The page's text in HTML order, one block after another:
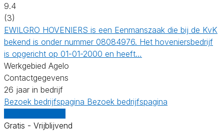
9.4
(3)
EWILGRO HOVENIERS is een Eenmanszaak die bij de KvK
bekend is onder nummer 08084976. Het hoveniersbedrijf
is opgericht op 01-01-2000 en heeft…
Werkgebied Agelo
Contactgegevens
26 jaar in bedrijf
Bezoek bedrijfspagina Bezoek bedrijfspagina
Gratis - Vrijblijvend